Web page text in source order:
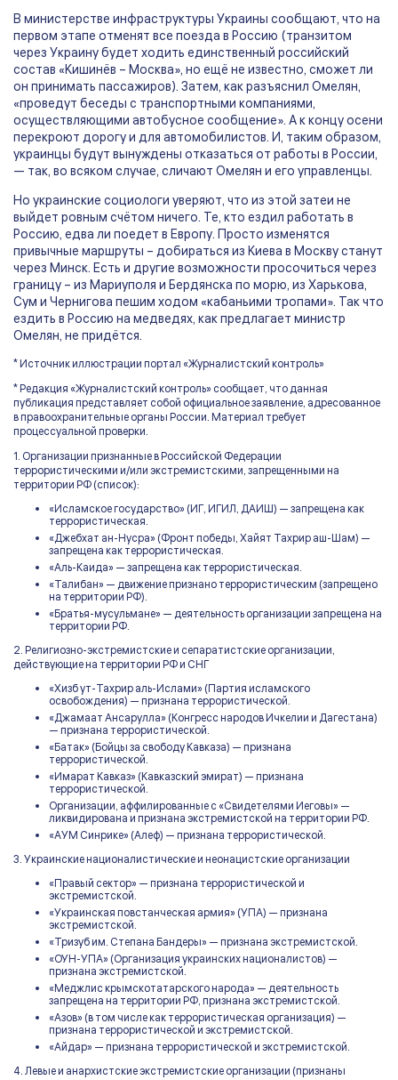
В министерстве инфраструктуры Украины сообщают, что на
первом этапе отменят все поезда в Россию (транзитом
через Украину будет ходить единственный российский
состав «Кишинёв – Москва», но ещё не известно, сможет ли
он принимать пассажиров). Затем, как разъяснил Омелян,
«проведут беседы с транспортными компаниями,
осуществляющими автобусное сообщение». А к концу осени
перекроют дорогу и для автомобилистов. И, таким образом,
украинцы будут вынуждены отказаться от работы в России,
— так, во всяком случае, сличают Омелян и его управленцы.
Но украинские социологи уверяют, что из этой затеи не
выйдет ровным счётом ничего. Те, кто ездил работать в
Россию, едва ли поедет в Европу. Просто изменятся
привычные маршруты – добираться из Киева в Москву станут
через Минск. Есть и другие возможности просочиться через
границу – из Мариуполя и Бердянска по морю, из Харькова,
Сум и Чернигова пешим ходом «кабаньими тропами». Так что
ездить в Россию на медведях, как предлагает министр
Омелян, не придётся.
* Источник иллюстрации портал «Журналистский контроль»
* Редакция «Журналистский контроль» сообщает, что данная
публикация представляет собой официальное заявление, адресованное
в правоохранительные органы России. Материал требует
процессуальной проверки.
1. Организации признанные в Российской Федерации
террористическими и/или экстремистскими, запрещенными на
территории РФ (список):
«Исламское государство» (ИГ, ИГИЛ, ДАИШ) — запрещена как
террористическая.
«Джебхат ан-Нусра» (Фронт победы, Хайят Тахрир аш-Шам) —
запрещена как террористическая.
«Аль-Каида» — запрещена как террористическая.
«Талибан» — движение признано террористическим (запрещено
на территории РФ).
«Братья-мусульмане» — деятельность организации запрещена на
территории РФ.
2. Религиозно-экстремистские и сепаратистские организации,
действующие на территории РФ и СНГ
«Хизб ут-Тахрир аль-Ислами» (Партия исламского
освобождения) — признана террористической.
«Джамаат Ансарулла» (Конгресс народов Ичкелии и Дагестана)
— признана террористической.
«Батак» (Бойцы за свободу Кавказа) — признана
террористической.
«Имарат Кавказ» (Кавказский эмират) — признана
террористической.
Организации, аффилированные с «Свидетелями Иеговы» —
ликвидирована и признана экстремистской на территории РФ.
«АУМ Синрике» (Алеф) — признана террористической.
3. Украинские националистические и неонацистские организации
«Правый сектор» — признана террористической и
экстремистской.
«Украинская повстанческая армия» (УПА) — признана
экстремистской.
«Тризуб им. Степана Бандеры» — признана экстремистской.
«ОУН-УПА» (Организация украинских националистов) —
признана экстремистской.
«Меджлис крымскотатарского народа» — деятельность
запрещена на территории РФ, признана экстремистской.
«Азов» (в том числе как террористическая организация) —
признана террористической и экстремистской.
«Айдар» — признана террористической и экстремистской.
4. Левые и анархистские экстремистские организации (признаны